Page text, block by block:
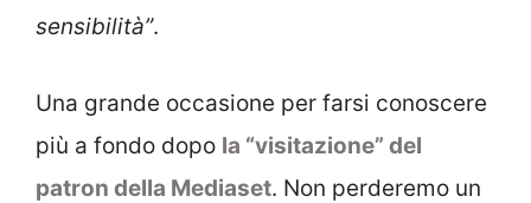
sensibilità”.
Una grande occasione per farsi conoscere
più a fondo dopo la “visitazione” del
patron della Mediaset. Non perderemo un